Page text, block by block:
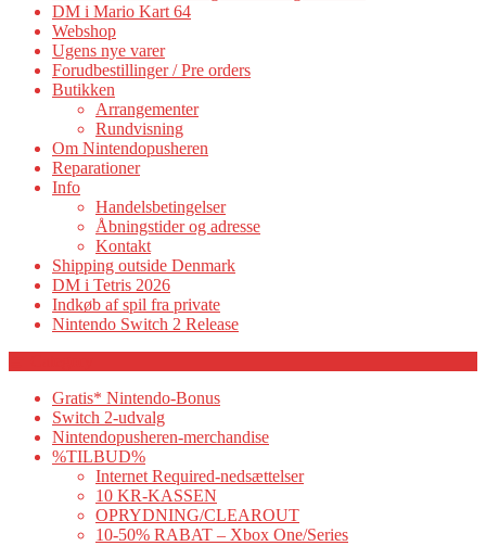
DM i Mario Kart 64
Webshop
Ugens nye varer
Forudbestillinger / Pre orders
Butikken
Arrangementer
Rundvisning
Om Nintendopusheren
Reparationer
Info
Handelsbetingelser
Åbningstider og adresse
Kontakt
Shipping outside Denmark
DM i Tetris 2026
Indkøb af spil fra private
Nintendo Switch 2 Release
Gratis* Nintendo-Bonus
Switch 2-udvalg
Nintendopusheren-merchandise
%TILBUD%
Internet Required-nedsættelser
10 KR-KASSEN
OPRYDNING/CLEAROUT
10-50% RABAT – Xbox One/Series